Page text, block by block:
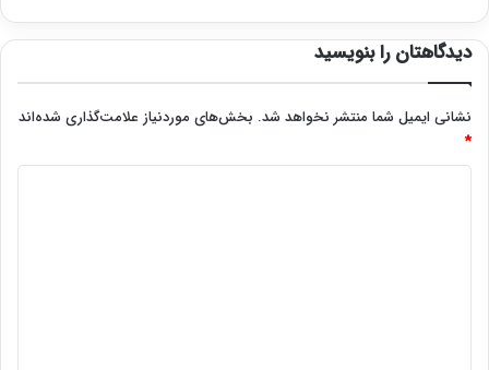
دیدگاهتان را بنویسید
نشانی ایمیل شما منتشر نخواهد شد. بخش‌های موردنیاز علامت‌گذاری شده‌اند
*